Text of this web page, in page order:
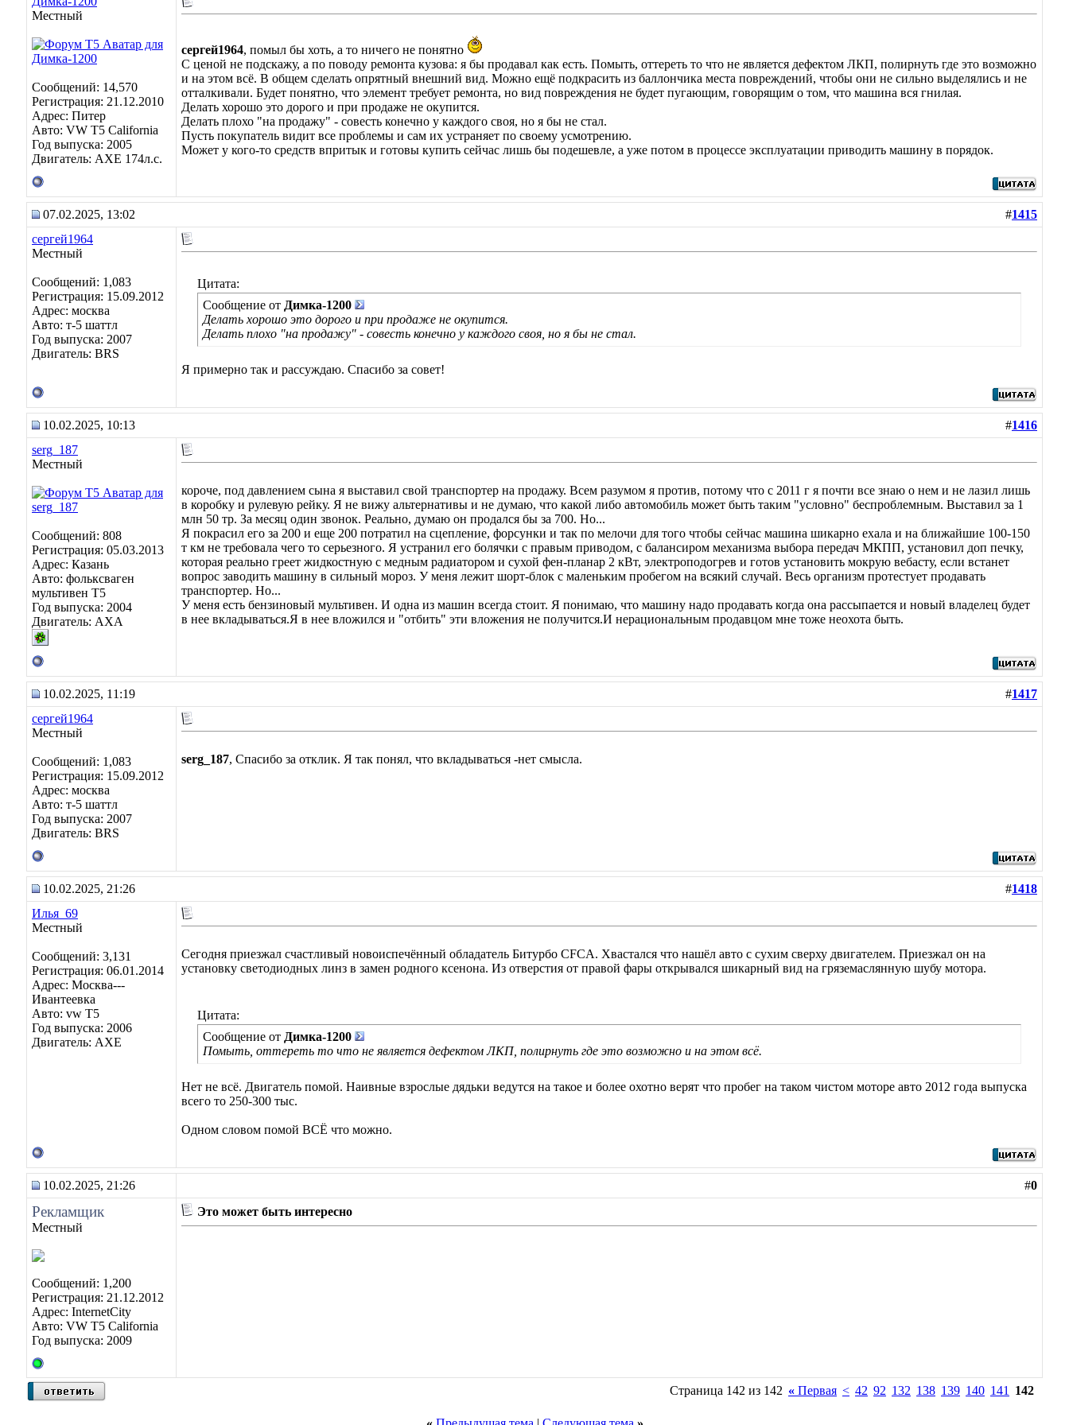
Местный
Сообщений: 14,570
Регистрация: 21.12.2010
Адрес: Питер
Авто: VW T5 California
Год выпуска: 2005
Двигатель: AXE 174л.с.
сергей1964, помыл бы хоть, а то ничего не понятно
С ценой не подскажу, а по поводу ремонта кузова: я бы продавал как есть. Помыть, оттереть то что не является дефектом ЛКП, полирнуть где это возможно
и на этом всё. В общем сделать опрятный внешний вид. Можно ещё подкрасить из баллончика места повреждений, чтобы они не сильно выделялись и не
отталкивали. Будет понятно, что элемент требует ремонта, но вид повреждения не будет пугающим, говорящим о том, что машина вся гнилая.
Делать хорошо это дорого и при продаже не окупится.
Делать плохо "на продажу" - совесть конечно у каждого своя, но я бы не стал.
Пусть покупатель видит все проблемы и сам их устраняет по своему усмотрению.
Может у кого-то средств впритык и готовы купить сейчас лишь бы подешевле, а уже потом в процессе эксплуатации приводить машину в порядок.
07.02.2025, 13:02 #1415
сергей1964
Местный
Сообщений: 1,083
Регистрация: 15.09.2012
Адрес: москва
Авто: т-5 шаттл
Год выпуска: 2007
Двигатель: BRS
Цитата:
Сообщение от Димка-1200
Делать хорошо это дорого и при продаже не окупится.
Делать плохо "на продажу" - совесть конечно у каждого своя, но я бы не стал.
Я примерно так и рассуждаю. Спасибо за совет!
10.02.2025, 10:13 #1416
serg_187
Местный
Сообщений: 808
Регистрация: 05.03.2013
Адрес: Казань
Авто: фольксваген
мультивен Т5
Год выпуска: 2004
Двигатель: АХА
короче, под давлением сына я выставил свой транспортер на продажу. Всем разумом я против, потому что с 2011 г я почти все знаю о нем и не лазил лишь
в коробку и рулевую рейку. Я не вижу альтернативы и не думаю, что какой либо автомобиль может быть таким "условно" беспроблемным. Выставил за 1
млн 50 тр. За месяц один звонок. Реально, думаю он продался бы за 700. Но...
Я покрасил его за 200 и еще 200 потратил на сцепление, форсунки и так по мелочи для того чтобы сейчас машина шикарно ехала и на ближайшие 100-150
т км не требовала чего то серьезного. Я устранил его болячки с правым приводом, с балансиром механизма выбора передач МКПП, установил доп печку,
которая реально греет жидкостную с медным радиатором и сухой фен-планар 2 кВт, электроподогрев и готов установить мокрую вебасту, если встанет
вопрос заводить машину в сильный мороз. У меня лежит шорт-блок с маленьким пробегом на всякий случай. Весь организм протестует продавать
транспортер. Но...
У меня есть бензиновый мультивен. И одна из машин всегда стоит. Я понимаю, что машину надо продавать когда она рассыпается и новый владелец будет
в нее вкладываться.Я в нее вложился и "отбить" эти вложения не получится.И нерациональным продавцом мне тоже неохота быть.
10.02.2025, 11:19 #1417
сергей1964
Местный
Сообщений: 1,083
Регистрация: 15.09.2012
Адрес: москва
Авто: т-5 шаттл
Год выпуска: 2007
Двигатель: BRS
serg_187, Спасибо за отклик. Я так понял, что вкладываться -нет смысла.
10.02.2025, 21:26 #1418
Илья_69
Местный
Сообщений: 3,131
Регистрация: 06.01.2014
Адрес: Москва---
Ивантеевка
Авто: vw T5
Год выпуска: 2006
Двигатель: AXE
Сегодня приезжал счастливый новоиспечённый обладатель Битурбо CFCA. Хвастался что нашёл авто с сухим сверху двигателем. Приезжал он на
установку светодиодных линз в замен родного ксенона. Из отверстия от правой фары открывался шикарный вид на гряземаслянную шубу мотора.
Цитата:
Сообщение от Димка-1200
Помыть, оттереть то что не является дефектом ЛКП, полирнуть где это возможно и на этом всё.
Нет не всё. Двигатель помой. Наивные взрослые дядьки ведутся на такое и более охотно верят что пробег на таком чистом моторе авто 2012 года выпуска
всего то 250-300 тыс.
Одном словом помой ВСЁ что можно.
10.02.2025, 21:26 #0
Рекламщик
Местный
Сообщений: 1,200
Регистрация: 21.12.2012
Адрес: InternetCity
Авто: VW T5 California
Год выпуска: 2009
Это может быть интересно
Страница 142 из 142 « Первая < 42 92 132 138 139 140 141 142